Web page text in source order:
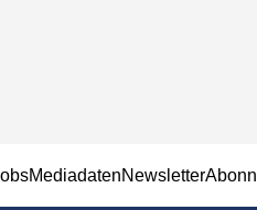
MediadatenNewsletter